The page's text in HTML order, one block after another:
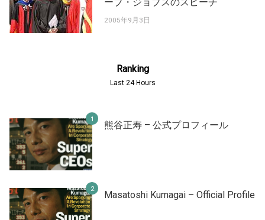
2005年9月3日
Ranking
Last 24 Hours
熊谷正寿 – 公式プロフィール
Masatoshi Kumagai – Official Profile